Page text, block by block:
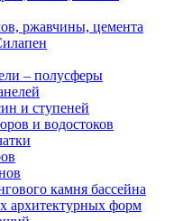
ржавчины, цемента
– полусферы
и ступеней
и водостоков
камня бассейна
архитектурных форм